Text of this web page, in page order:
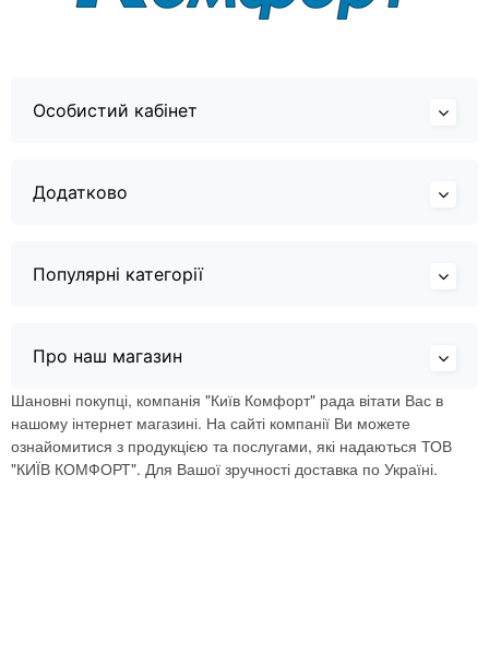
Особистий кабінет
Додатково
Популярні категорії
Про наш магазин
Шановні покупці, компанія "Київ Комфорт" рада вітати Вас в
нашому інтернет магазині. На сайті компанії Ви можете
ознайомитися з продукцією та послугами, які надаються ТОВ
"КИЇВ КОМФОРТ". Для Вашої зручності доставка по Україні.